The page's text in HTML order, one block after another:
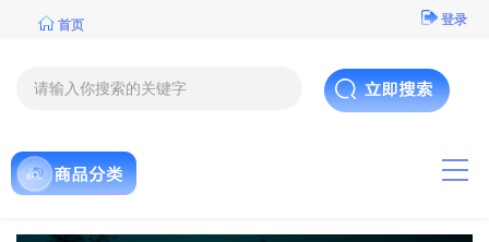
首页 登录